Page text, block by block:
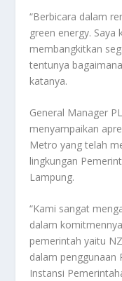
“Berbicara dalam
green energy. Saya
membangkitkan
tentunya
katanya.
General Manager
menyampaikan
Metro yang telah
lingkungan
Lampung.
“Kami sangat
dalam
pemerintah yaitu
dalam penggunaan
Instansi